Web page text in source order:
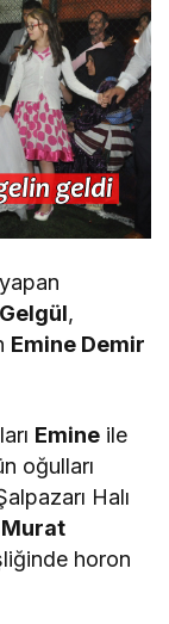
,
Emine Demir
Emine ile
oğulları
Halı
Murat
horon